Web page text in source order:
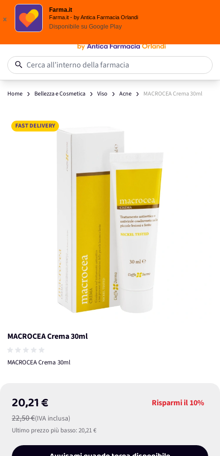
Spedizione
x
Farma.it
Farma.it - by Antica Farmacia Orlandi
Disponibile su Google Play
Salta al contenuto
Cerca all’interno della farmacia
Home Bellezza e Cosmetica Viso Acne MACROCEA Crema 30ml
FAST DELIVERY
Main image
Click to view image in fullscreen
MACROCEA Crema 30ml
MACROCEA Crema 30ml
20,21 €
22,50 €(IVA inclusa)
Risparmi il10%
Ultimo prezzo più basso:20,21 €